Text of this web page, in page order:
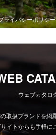
ライバシーポリシ
ウェブカタロ
取扱ブランドを網
イトからも手軽に